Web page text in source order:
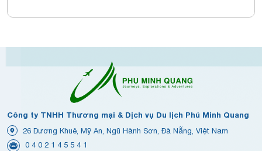
Công ty TNHH Thương mại & Dịch vụ Du lịch Phú Minh Quang
26 Dương Khuê, Mỹ An, Ngũ Hành Sơn, Đà Nẵng, Việt Nam
0 4 0 2 1 4 5 5 4 1